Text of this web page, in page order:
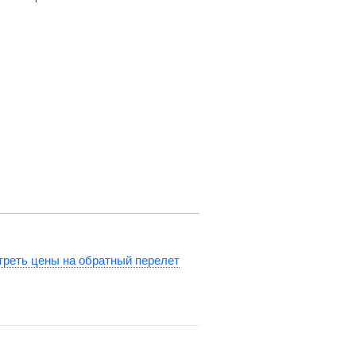
цены на обратный перелет